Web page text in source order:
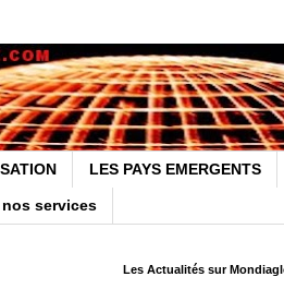
LES PAYS EMERGENTS
services
Les Actualités sur